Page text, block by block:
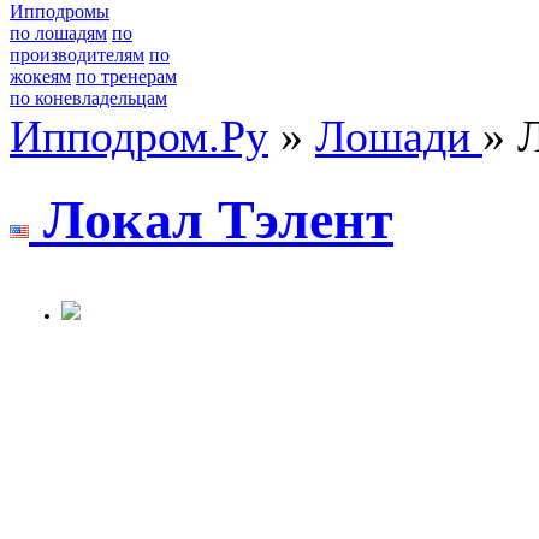
Ипподромы
по лошадям по
производителям по
жокеям по тренерам
по коневладельцам
Ипподром.Ру » Лошади »
Лoкaл Тэлент